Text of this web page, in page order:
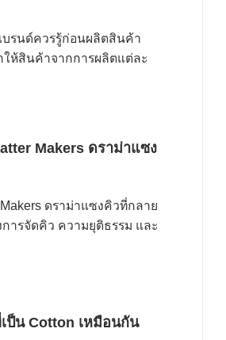
บรนด์ควรรู้ก่อนผลิตสินค้า
ให้สินค้าจากการผลิตแต่ละ
Makers ดราม่าแซง
ดราม่าแซงคิวที่กลาย
การจัดคิว ความยุติธรรม และ
ป็น Cotton เหมือนกัน